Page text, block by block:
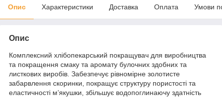
Опис Характеристики Доставка Оплата Умови
Опис
Комплексний хлібопекарський покращувач для виробництва
та покращення смаку та аромату булочних здобних та
листкових виробів. Забезпечує рівномірне золотисте
забарвлення скоринки, покращує структуру пористості та
еластичності м’якушки, збільшує водопоглинаючу здатність